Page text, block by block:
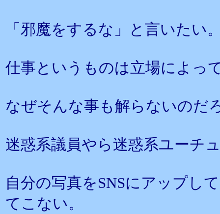
「邪魔をするな」と言いたい
仕事というものは立場によっ
なぜそんな事も解らないのだ
迷惑系議員やら迷惑系ユーチ
自分の写真をSNSにアップし
てこない。